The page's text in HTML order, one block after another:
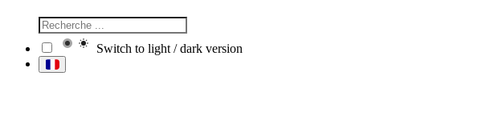
Switch to light / dark version